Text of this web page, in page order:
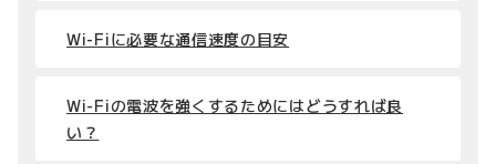
Wi-Fiに必要な通信速度の目安
Wi-Fiの電波を強くするためにはどうすれば良
い？